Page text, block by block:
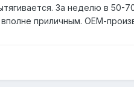
За неделю в 50-
приличным. ОЕМ-